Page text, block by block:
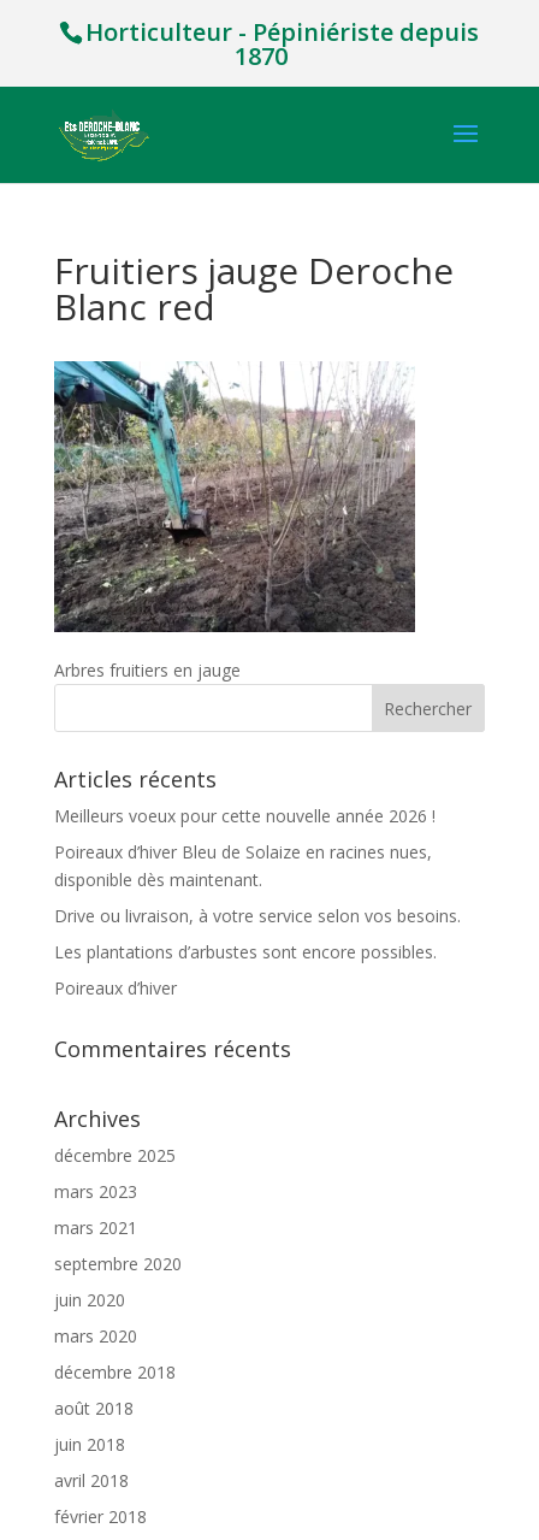
Horticulteur - Pépiniériste depuis
1870
Fruitiers jauge Deroche
Blanc red
Arbres fruitiers en jauge
Articles récents
Meilleurs voeux pour cette nouvelle année 2026 !
Poireaux d’hiver Bleu de Solaize en racines nues,
disponible dès maintenant.
Drive ou livraison, à votre service selon vos besoins.
Les plantations d’arbustes sont encore possibles.
Poireaux d’hiver
Commentaires récents
Archives
décembre 2025
mars 2023
mars 2021
septembre 2020
juin 2020
mars 2020
décembre 2018
août 2018
juin 2018
avril 2018
février 2018